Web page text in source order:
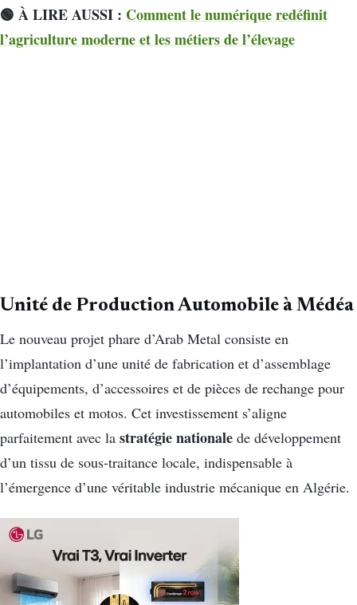
🟢 À LIRE AUSSI : Comment le numérique redéfinit
l’agriculture moderne et les métiers de l’élevage
Unité de Production Automobile à Médéa
Le nouveau projet phare d’Arab Metal consiste en
l’implantation d’une unité de fabrication et d’assemblage
d’équipements, d’accessoires et de pièces de rechange pour
automobiles et motos. Cet investissement s’aligne
parfaitement avec la stratégie nationale de développement
d’un tissu de sous-traitance locale, indispensable à
l’émergence d’une véritable industrie mécanique en Algérie.